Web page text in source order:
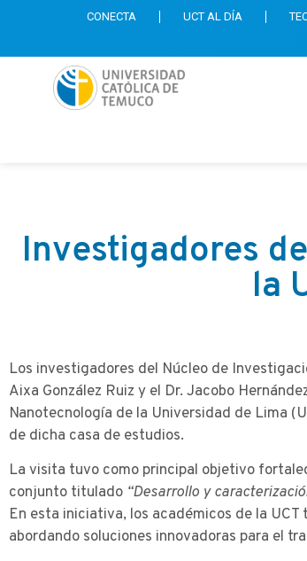
CONECTA UCT AL DÍA
Investigadores
la
Los investigadores del Núcleo de
Aixa González Ruiz y el Dr. Jacobo
Nanotecnología de la Universidad de Lima
de dicha casa de estudios.
La visita tuvo como principal objetivo
conjunto titulado “Desarrollo y
En esta iniciativa, los académicos de la
abordando soluciones innovadoras para el